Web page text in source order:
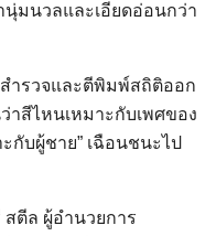
มนวลและเอียดอ่อนกว่า
ำรวจและตีพิมพ์สถิติออก
าสีไหนเหมาะกับเพศของ
กับผู้ชาย” เฉือนชนะไป
สตีล ผู้อำนวยการ